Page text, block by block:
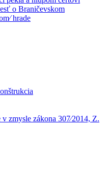
o Braničevskom
hrade
zmysle zákona 307⁄2014, Z.